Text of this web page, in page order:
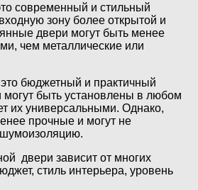
современный и стильный
зону более открытой и
двери могут быть менее
чем металлические или
бюджетный и практичный
могут быть установлены в любом
их универсальными. Однако,
прочные и могут не
двери зависит от многих
стиль интерьера, уровень